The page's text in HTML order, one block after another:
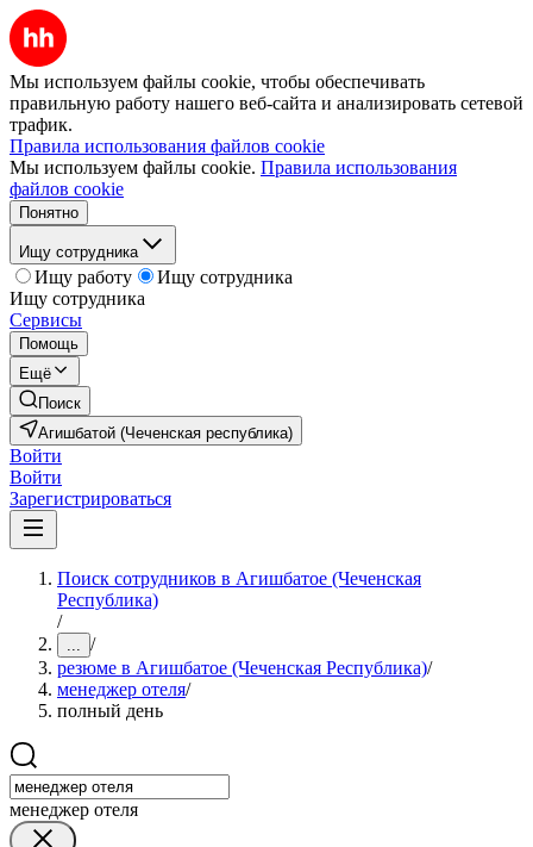
Мы используем файлы cookie, чтобы обеспечивать
правильную работу нашего веб-сайта и анализировать сетевой
трафик.
Правила использования файлов cookie
Мы используем файлы cookie. Правила использования
файлов cookie
Понятно
Ищу сотрудника
Ищу работу
Ищу сотрудника
Ищу сотрудника
Сервисы
Помощь
Ещё
Поиск
Агишбатой (Чеченская республика)
Войти
Войти
Зарегистрироваться
Поиск сотрудников в Агишбатое (Чеченская
Республика)
/
... /
резюме в Агишбатое (Чеченская Республика)/
менеджер отеля/
полный день
менеджер отеля